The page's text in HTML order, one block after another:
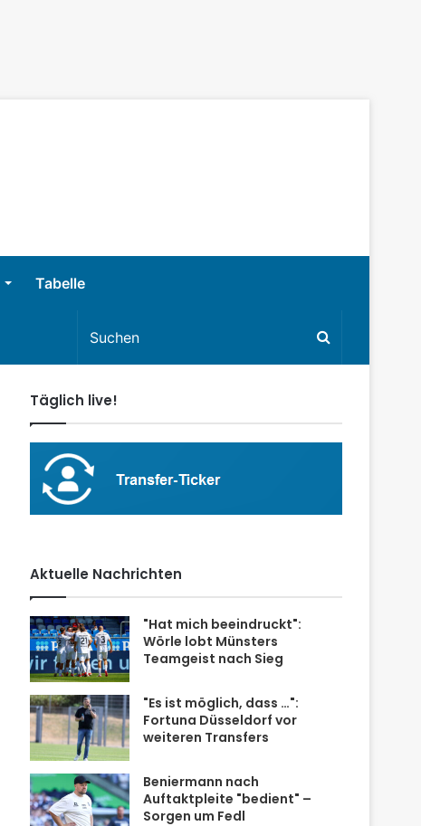
Tabelle
Täglich live!
Aktuelle Nachrichten
"Hat mich beeindruckt":
Wörle lobt Münsters
Teamgeist nach Sieg
"Es ist möglich, dass …":
Fortuna Düsseldorf vor
weiteren Transfers
Beniermann nach
Auftaktpleite "bedient" –
Sorgen um Fedl